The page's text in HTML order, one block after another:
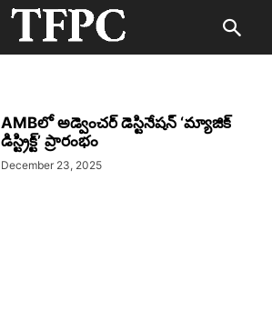
AMBలో అడ్వెంచర్ డెస్టినేషన్ ‘మ్యాజిక్
డిస్ట్రిక్ట్’ ప్రారంభం
December 23, 2025